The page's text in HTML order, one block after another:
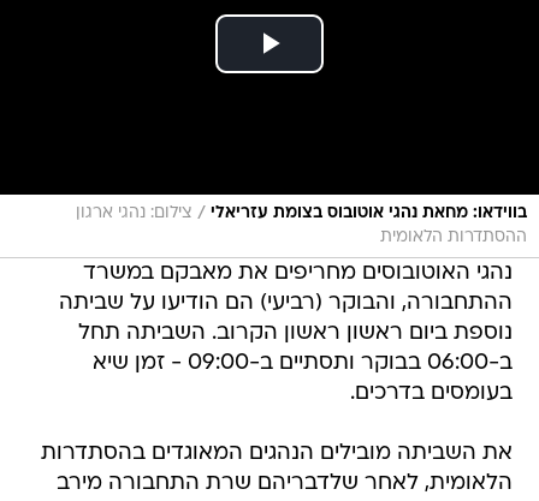
בווידאו: מחאת נהגי אוטובוס בצומת עזריאלי / צילום: נהגי ארגון
ההסתדרות הלאומית
נהגי האוטובוסים מחריפים את מאבקם במשרד
ההתחבורה, והבוקר (רביעי) הם הודיעו על שביתה
נוספת ביום ראשון ראשון הקרוב. השביתה תחל
ב-06:00 בבוקר ותסתיים ב-09:00 - זמן שיא
בעומסים בדרכים.
את השביתה מובילים הנהגים המאוגדים בהסתדרות
הלאומית, לאחר שלדבריהם שרת התחבורה מירב